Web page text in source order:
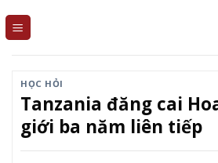
HỌC HỎI
Tanzania đăng cai
giới ba năm liên tiếp